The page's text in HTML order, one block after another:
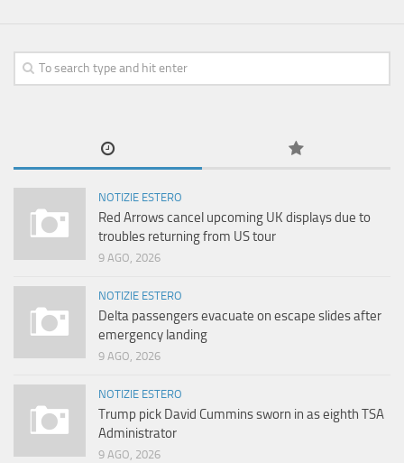
NOTIZIE ESTERO
Red Arrows cancel upcoming UK displays due to
troubles returning from US tour
9 AGO, 2026
NOTIZIE ESTERO
Delta passengers evacuate on escape slides after
emergency landing
9 AGO, 2026
NOTIZIE ESTERO
Trump pick David Cummins sworn in as eighth TSA
Administrator
9 AGO, 2026